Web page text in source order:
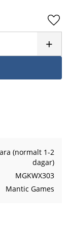
+
(normalt 1-2
dagar)
MGKWX303
Mantic Games